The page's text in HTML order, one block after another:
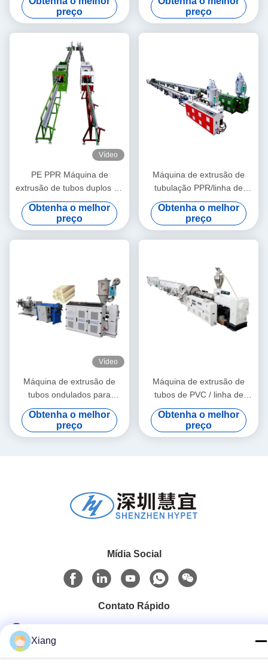
preço
extrusora de parafuso duplo
cônico HYZS65/132
preço
Vídeo
PE PPR Máquina de
extrusão de tubos duplos de
alta velocidade 16 - 32 MM
extrusora de parafuso único
SJ90/33
Obtenha o melhor
preço
Máquina de extrusão de
tubulação PPR/linha de
produção 20-63 da
tubulação PPR
Obtenha o melhor
preço
Vídeo
Máquina de extrusão de
tubos ondulados para
materiais granulados de PE
e PVC
Obtenha o melhor
preço
Máquina de extrusão de
tubos de PVC / linha de
produção de tubos de PVC
315-630
Obtenha o melhor
preço
Mídia Social
Contato Rápido
+86-755-25851003
Xiang